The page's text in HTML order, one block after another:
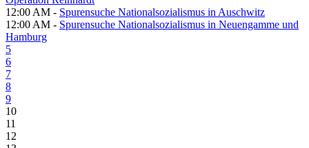
12:00 AM - Spurensuche Nationalsozialismus in Auschwitz
12:00 AM - Spurensuche Nationalsozialismus in Neuengamme und
Hamburg
5
6
7
8
9
10
11
12